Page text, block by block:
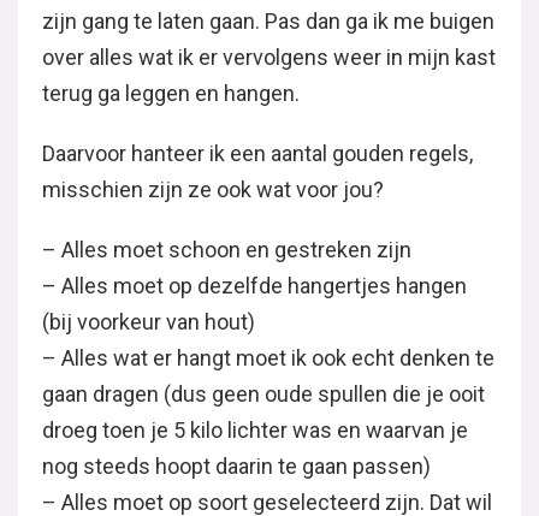
zijn gang te laten gaan. Pas dan ga ik me buigen
over alles wat ik er vervolgens weer in mijn kast
terug ga leggen en hangen.
Daarvoor hanteer ik een aantal gouden regels,
misschien zijn ze ook wat voor jou?
– Alles moet schoon en gestreken zijn
– Alles moet op dezelfde hangertjes hangen
(bij voorkeur van hout)
– Alles wat er hangt moet ik ook echt denken te
gaan dragen (dus geen oude spullen die je ooit
droeg toen je 5 kilo lichter was en waarvan je
nog steeds hoopt daarin te gaan passen)
– Alles moet op soort geselecteerd zijn. Dat wil